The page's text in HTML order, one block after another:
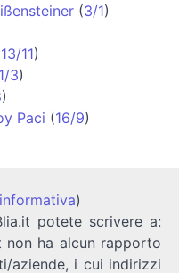
(3/1)
13/11)
3)
)
Paci (16/9)
informativa)
potete scrivere a:
non ha alcun rapporto
aziende, i cui indirizzi